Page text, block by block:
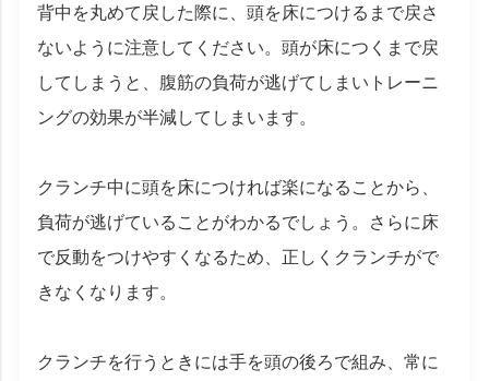
背中を丸めて戻した際に、頭を床につけるまで戻さ
ないように注意してください。頭が床につくまで戻
してしまうと、腹筋の負荷が逃げてしまいトレーニ
ングの効果が半減してしまいます。
クランチ中に頭を床につければ楽になることから、
負荷が逃げていることがわかるでしょう。さらに床
で反動をつけやすくなるため、正しくクランチがで
きなくなります。
クランチを行うときには手を頭の後ろで組み、常に